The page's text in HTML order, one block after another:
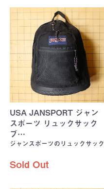
USA JANSPORT ジャン
スポーツ リュックサック
ブ…
ジャンスポーツのリュックサック
Sold Out